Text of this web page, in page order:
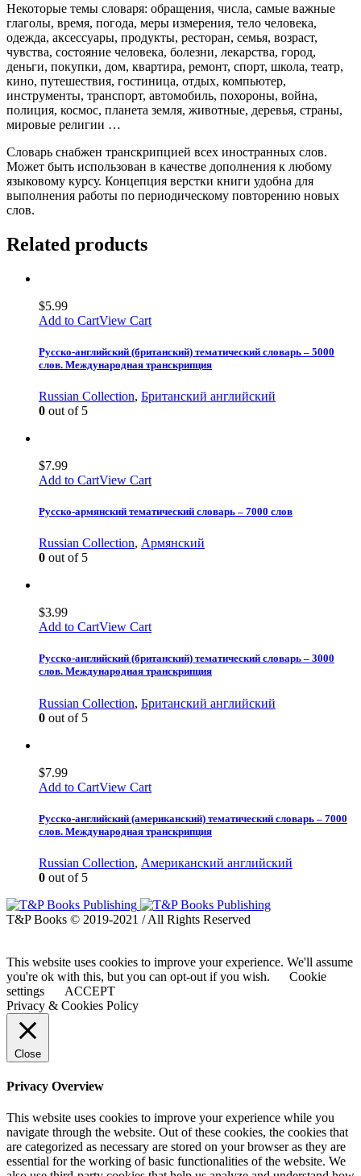
Некоторые темы словаря: обращения, числа, самые важные
глаголы, время, погода, меры измерения, тело человека,
одежда, аксессуары, продукты, ресторан, семья, возраст,
чувства, состояние человека, болезни, лекарства, город,
деньги, покупки, дом, квартира, ремонт, спорт, школа, театр,
кино, путешествия, гостиница, отдых, компьютер,
инструменты, транспорт, автомобиль, похороны, война,
полиция, космос, планета земля, животные, деревья, страны,
мировые религии …
Словарь снабжен транскрипцией всех иностранных слов.
Может быть использован в качестве дополнения к любому
языковому курсу. Концепция верстки книги удобна для
выполнения работы по периодическому повторению новых
слов.
Related products
$5.99
Add to CartView Cart
Русско-английский (британский) тематический словарь – 5000
слов. Международная транскрипция
Russian Collection, Британский английский
0 out of 5
$7.99
Add to CartView Cart
Русско-армянский тематический словарь – 7000 слов
Russian Collection, Армянский
0 out of 5
$3.99
Add to CartView Cart
Русско-английский (британский) тематический словарь – 3000
слов. Международная транскрипция
Russian Collection, Британский английский
0 out of 5
$7.99
Add to CartView Cart
Русско-английский (американский) тематический словарь – 7000
слов. Международная транскрипция
Russian Collection, Американский английский
0 out of 5
T&P Books © 2019-2021 / All Rights Reserved
This website uses cookies to improve your experience. We'll assume
you're ok with this, but you can opt-out if you wish.
Cookie
settings
ACCEPT
Privacy & Cookies Policy
Close
Privacy Overview
This website uses cookies to improve your experience while you
navigate through the website. Out of these cookies, the cookies that
are categorized as necessary are stored on your browser as they are
essential for the working of basic functionalities of the website. We